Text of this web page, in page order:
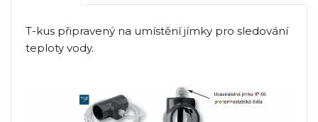
T-kus připravený na umístění jímky pro sledování
teploty vody.